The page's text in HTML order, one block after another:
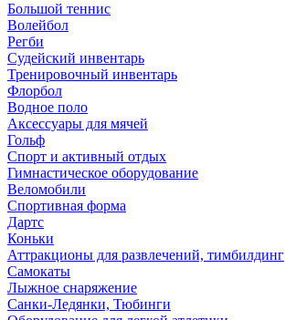
Большой теннис
Волейбол
Регби
Судейский инвентарь
Тренировочный инвентарь
Флорбол
Водное поло
Аксессуары для мячей
Гольф
Спорт и активный отдых
Гимнастическое оборудование
Веломобили
Спортивная форма
Дартс
Коньки
Аттракционы для развлечений, тимбилдинг
Самокаты
Лыжное снаряжение
Санки-Ледянки, Тюбинги